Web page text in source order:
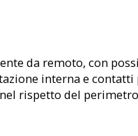
da remoto, con
interna e
rispetto del